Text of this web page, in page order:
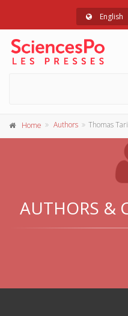
English
Home Authors Thomas Tari
AUTHORS &